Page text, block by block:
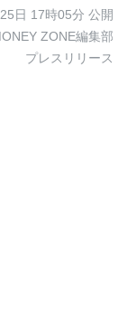
日 17時05分 公開
ZONE編集部
プレスリリース